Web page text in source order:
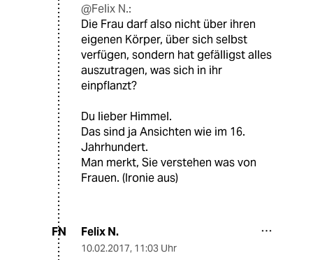
@Felix N.:
Die Frau darf also nicht über ihren
eigenen Körper, über sich selbst
verfügen, sondern hat gefälligst alles
auszutragen, was sich in ihr
einpflanzt?
Du lieber Himmel.
Das sind ja Ansichten wie im 16.
Jahrhundert.
Man merkt, Sie verstehen was von
Frauen. (Ironie aus)
FN Felix N.
10.02.2017, 11:03 Uhr